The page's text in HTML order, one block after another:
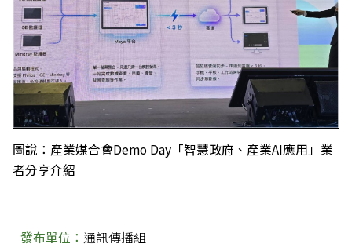
圖說：產業媒合會Demo Day「智慧政府、產業AI應用」業
者分享介紹
發布單位： 通訊傳播組